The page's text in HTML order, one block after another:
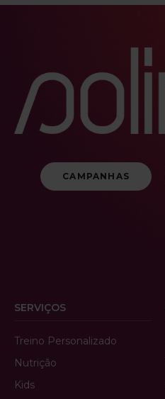
CAMPANHAS
SERVIÇOS
Treino Personalizado
Nutrição
Kids